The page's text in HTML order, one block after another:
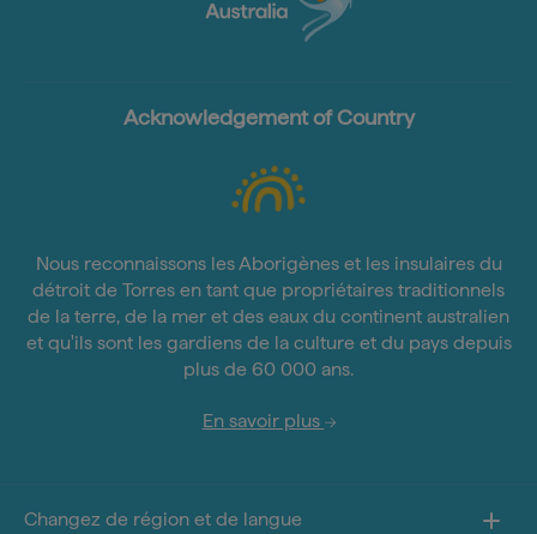
Acknowledgement of Country
Nous reconnaissons les Aborigènes et les insulaires du
détroit de Torres en tant que propriétaires traditionnels
de la terre, de la mer et des eaux du continent australien
et qu'ils sont les gardiens de la culture et du pays depuis
plus de 60 000 ans.
En savoir plus
Changez de région et de langue